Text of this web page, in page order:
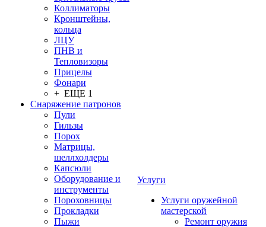
Коллиматоры
Кронштейны,
кольца
ЛЦУ
ПНВ и
Тепловизоры
Прицелы
Фонари
+ ЕЩЕ 1
Снаряжение патронов
Пули
Гильзы
Порох
Матрицы,
шеллхолдеры
Капсюли
Оборудование и
инструменты
Пороховницы
Прокладки
Пыжи
Услуги
Услуги оружейной
мастерской
Ремонт оружия